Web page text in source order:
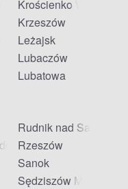
Krościenko Wyżne
Krzeszów
Leżajsk
Lubaczów
Lubatowa
Rudnik nad Sanem
Rzeszów
Sanok
Sędziszów Małopolski